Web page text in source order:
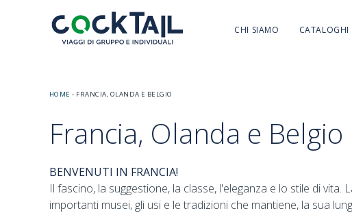
CHI SIAMO CATALOGHI
HOME - FRANCIA, OLANDA E BELGIO
Francia, Olanda e Belgio
BENVENUTI IN FRANCIA!
Il fascino, la suggestione, la classe, l'eleganza e lo stile di vita.
importanti musei, gli usi e le tradizioni che mantiene, la sua